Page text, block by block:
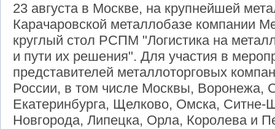
23 августа в Москве, на крупнейшей
Карачаровской металлобазе компании
круглый стол РСПМ "Логистика на
и пути их решения". Для участия в
представителей металлоторговых
России, в том числе Москвы, Воронежа,
Екатеринбурга, Щелково, Омска, Ситне-
Новгорода, Липецка, Орла, Королева и